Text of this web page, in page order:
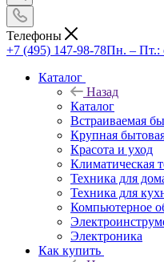
Телефоны
+7 (495) 147-98-78Пн. – Пт.:
Каталог
Назад
Каталог
Встраиваемая
Крупная
Красота и уход
Климатическая
Техника для
Техника для
Компьютерное
Электроника
Как купить